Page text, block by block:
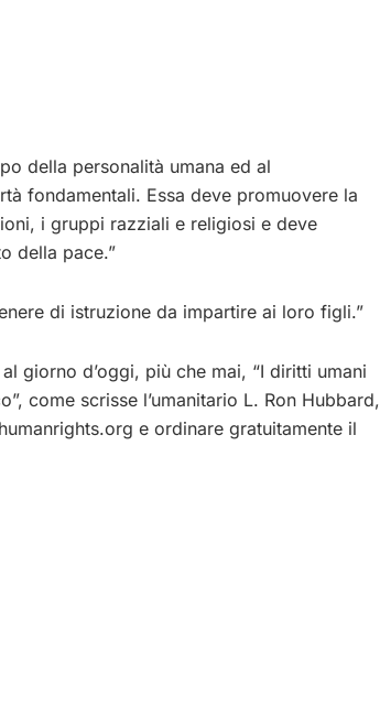
della personalità umana ed al
fondamentali. Essa deve promuovere la
i gruppi razziali e religiosi e deve
della pace.”
di istruzione da impartire ai loro figli.”
giorno d’oggi, più che mai, “I diritti umani
come scrisse l’umanitario L. Ron Hubbard,
e ordinare gratuitamente il